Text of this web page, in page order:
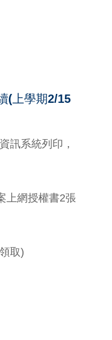
(上學期2/15
訊系統列印，
上網授權書2張
取)